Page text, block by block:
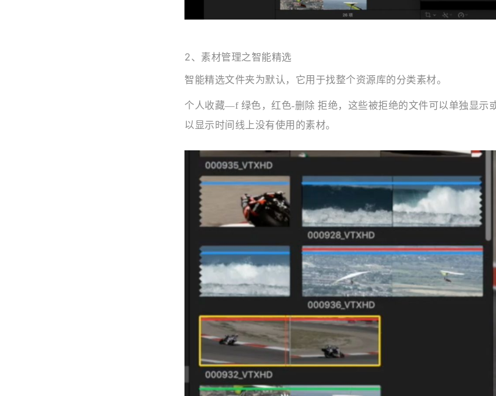
2、素材管理之智能精选
智能精选文件夹为默认，它用于找整个资源库的分类素材。
个人收藏—f 绿色，红色-删除 拒绝，这些被拒绝的文件可以单独显示
以显示时间线上没有使用的素材。